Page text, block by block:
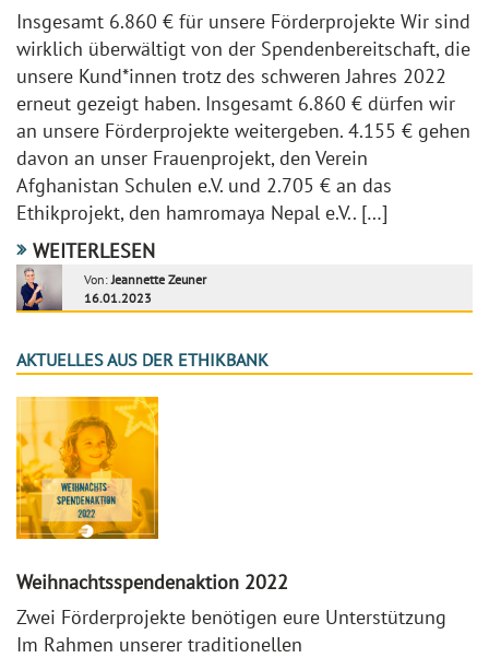
Insgesamt 6.860 € für unsere Förderprojekte Wir sind
wirklich überwältigt von der Spendenbereitschaft, die
unsere Kund*innen trotz des schweren Jahres 2022
erneut gezeigt haben. Insgesamt 6.860 € dürfen wir
an unsere Förderprojekte weitergeben. 4.155 € gehen
davon an unser Frauenprojekt, den Verein
Afghanistan Schulen e.V. und 2.705 € an das
Ethikprojekt, den hamromaya Nepal e.V.. […]
WEITERLESEN
Von:Jeannette Zeuner
16.01.2023
AKTUELLES AUS DER ETHIKBANK
Weihnachtsspendenaktion 2022
Zwei Förderprojekte benötigen eure Unterstützung
Im Rahmen unserer traditionellen